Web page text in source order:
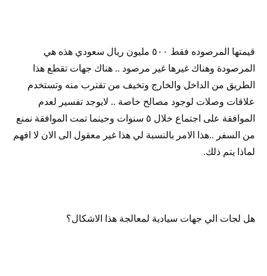
قيمتها المرصوده فقط ٥٠٠ مليون ريال سعودي هذه هي
المرصودة وهناك غيرها غير مرصود .. هناك جهات تقطع هذا
الطريق من الداخل والخارج وتخيف من تقترب منه وتستخدم
علاقات وصلات لوجود مصالح خاصة .. لايوجد تفسير لعدم
الموافقة على اجتماع خلال ٥ سنوات وحينما تمت الموافقة نمنع
من السفر ..هذا الامر بالنسبة لي هذا غير معقول الى الان لا افهم
لماذا يتم ذلك.
هل لجات الي جهات سيادية لمعالجة هذا الاشكال؟